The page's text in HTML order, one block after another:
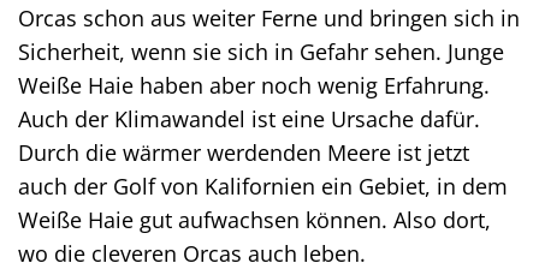
Orcas schon aus weiter Ferne und bringen sich in
Sicherheit, wenn sie sich in Gefahr sehen. Junge
Weiße Haie haben aber noch wenig Erfahrung.
Auch der Klimawandel ist eine Ursache dafür.
Durch die wärmer werdenden Meere ist jetzt
auch der Golf von Kalifornien ein Gebiet, in dem
Weiße Haie gut aufwachsen können. Also dort,
wo die cleveren Orcas auch leben.